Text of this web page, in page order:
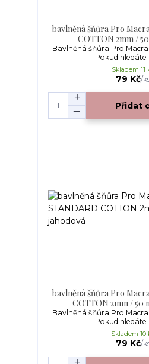
bavlněná šňůra Pro
COTTON 2mm /
Bavlněná šňůra Pro
Pokud hledáte
79 Kč/
Skladem 11
Přidat
bavlněná šňůra Pro
COTTON 2mm / 50
Bavlněná šňůra Pro
Pokud hledáte
79 Kč/
Skladem 10